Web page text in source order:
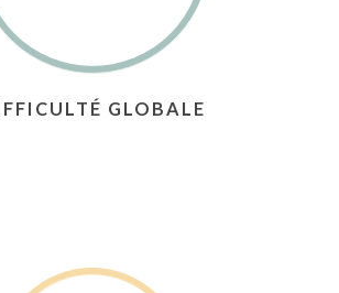
GLOBALE